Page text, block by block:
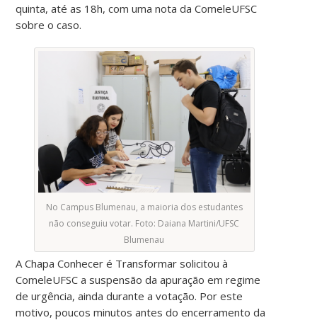
quinta, até as 18h, com uma nota da ComeleUFSC
sobre o caso.
No Campus Blumenau, a maioria dos estudantes
não conseguiu votar. Foto: Daiana Martini/UFSC
Blumenau
A Chapa Conhecer é Transformar solicitou à
ComeleUFSC a suspensão da apuração em regime
de urgência, ainda durante a votação. Por este
motivo, poucos minutos antes do encerramento da